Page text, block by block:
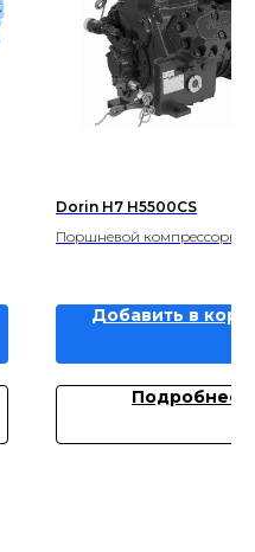
Dorin H7 H5500CS
Поршневой компрессорв
Добавить в
Подробнее